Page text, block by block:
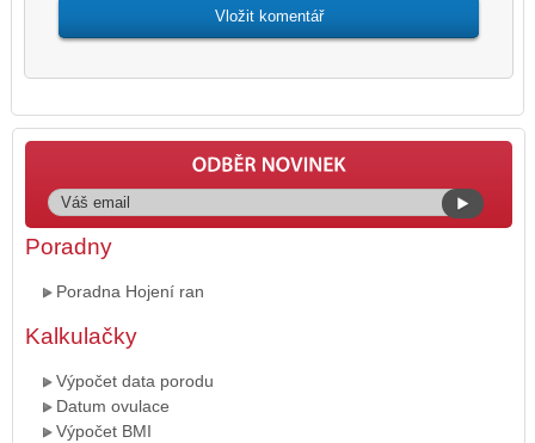
Poradny
Poradna Hojení ran
Kalkulačky
Výpočet data porodu
Datum ovulace
Výpočet BMI